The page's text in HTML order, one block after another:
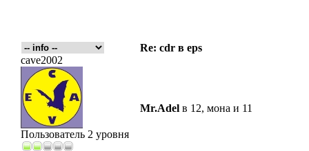
Re: cdr в eps
cave2002
Пользователь 2 уровня
Mr.Adel в 12, мона и 11